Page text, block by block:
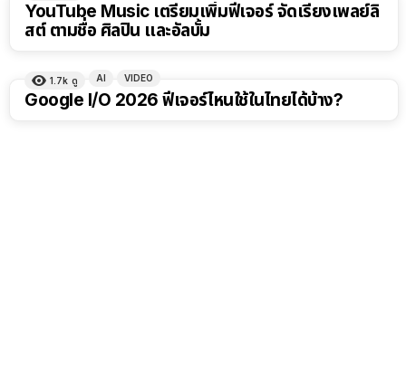
YouTube Music เตรียมเพิ่มฟีเจอร์ จัดเรียงเพลย์ลิ
สต์ ตามชื่อ ศิลปิน และอัลบั้ม
1.7k ดู AI VIDEO
Google I/O 2026 ฟีเจอร์ไหนใช้ในไทยได้บ้าง?